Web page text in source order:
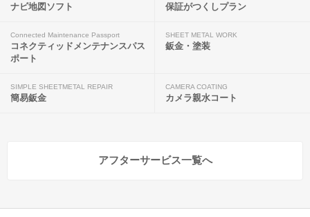
ナビ地図ソフト 保証がつくしプラン
Connected Maintenance Passport
コネクティッドメンテナンスパス
ポート
SHEET METAL WORK
鈑金・塗装
SIMPLE SHEETMETAL REPAIR
簡易鈑金
CAMERA COATING
カメラ親水コート
アフターサービス一覧へ